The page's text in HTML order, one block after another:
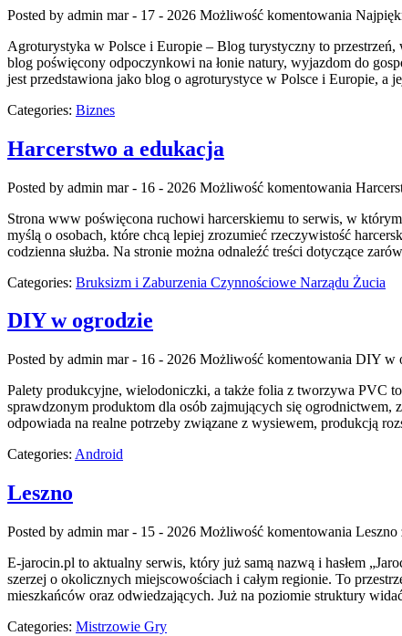
Posted by admin mar - 17 - 2026 Możliwość komentowania
Agroturystyka w Polsce i Europie – Blog turystyczny to
blog poświęcony odpoczynkowi na łonie natury, wyjazdom do
jest przedstawiona jako blog o agroturystyce w Polsce i Europie, a
Categories: Biznes
Harcerstwo a edukacja
Posted by admin mar - 16 - 2026 Możliwość komentowania
Strona www poświęcona ruchowi harcerskiemu to serwis, w
myślą o osobach, które chcą lepiej zrozumieć rzeczywistość
codzienna służba. Na stronie można odnaleźć treści dotyczące
Categories: Bruksizm i Zaburzenia Czynnościowe Narządu Żucia
DIY w ogrodzie
Posted by admin mar - 16 - 2026 Możliwość komentowania DIY w
Palety produkcyjne, wielodoniczki, a także folia z tworzywa PVC
sprawdzonym produktom dla osób zajmujących się
odpowiada na realne potrzeby związane z wysiewem, produkcją
Categories: Android
Leszno
Posted by admin mar - 15 - 2026 Możliwość komentowania Leszno
E-jarocin.pl to aktualny serwis, który już samą nazwą i hasłem
szerzej o okolicznych miejscowościach i całym regionie. To
mieszkańców oraz odwiedzających. Już na poziomie struktury
Categories: Mistrzowie Gry